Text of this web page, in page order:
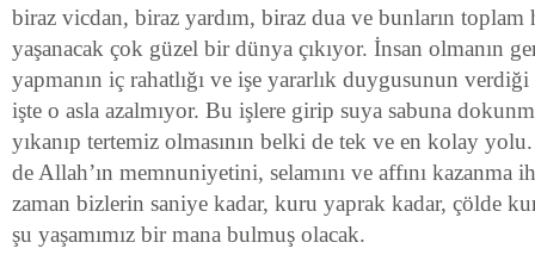
biraz vicdan, biraz yardım, biraz dua ve bunların toplam
yaşanacak çok güzel bir dünya çıkıyor. İnsan olmanın
yapmanın iç rahatlığı ve işe yararlık duygusunun
işte o asla azalmıyor. Bu işlere girip suya sabuna
yıkanıp tertemiz olmasının belki de tek ve en kolay
de Allah’ın memnuniyetini, selamını ve affını kazanma
zaman bizlerin saniye kadar, kuru yaprak kadar, çölde
şu yaşamımız bir mana bulmuş olacak.